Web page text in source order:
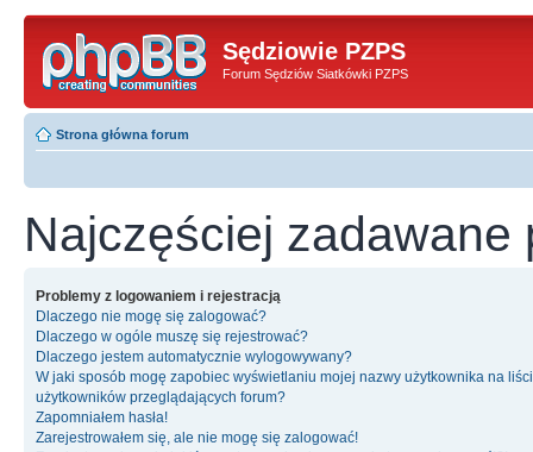
Sędziowie PZPS
Forum Sędziów Siatkówki PZPS
Strona główna forum
Najczęściej zadawane
Problemy z logowaniem i rejestracją
Dlaczego nie mogę się zalogować?
Dlaczego w ogóle muszę się rejestrować?
Dlaczego jestem automatycznie wylogowywany?
W jaki sposób mogę zapobiec wyświetlaniu mojej nazwy użytkownika na
użytkowników przeglądających forum?
Zapomniałem hasła!
Zarejestrowałem się, ale nie mogę się zalogować!